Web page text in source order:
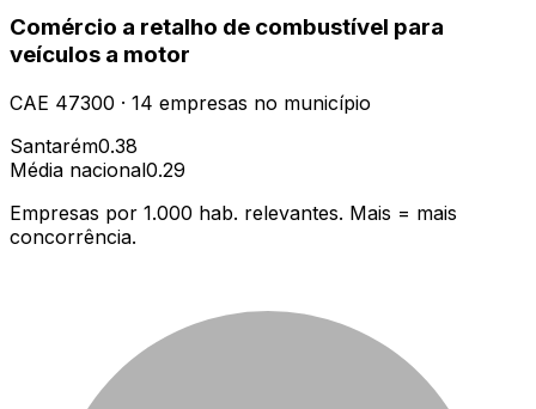
Comércio a retalho de combustível para
veículos a motor
CAE 47300 · 14 empresas no município
Santarém0.38
Média nacional0.29
Empresas por 1.000 hab. relevantes. Mais = mais
concorrência.